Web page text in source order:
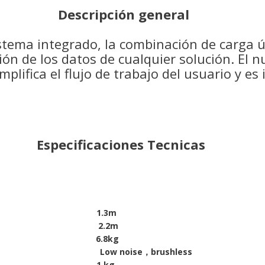
Descripción general
integrado, la combinación de carga
de los datos de cualquier solución. El
el flujo de trabajo del usuario y
Especificaciones Tecnicas
1.3m
2.2m
6.8kg
Low noise，brushless